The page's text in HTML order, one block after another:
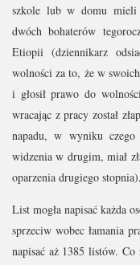
szkole lub w domu mieli
dwóch bohaterów
Etiopii (dziennikarz
wolności za to, że w
i głosił prawo do
wracając z pracy został
napadu, w wyniku
widzenia w drugim, miał
oparzenia drugiego stopnia).
List mogła napisać każda
sprzeciw wobec łamania
napisać aż 1385 listów.